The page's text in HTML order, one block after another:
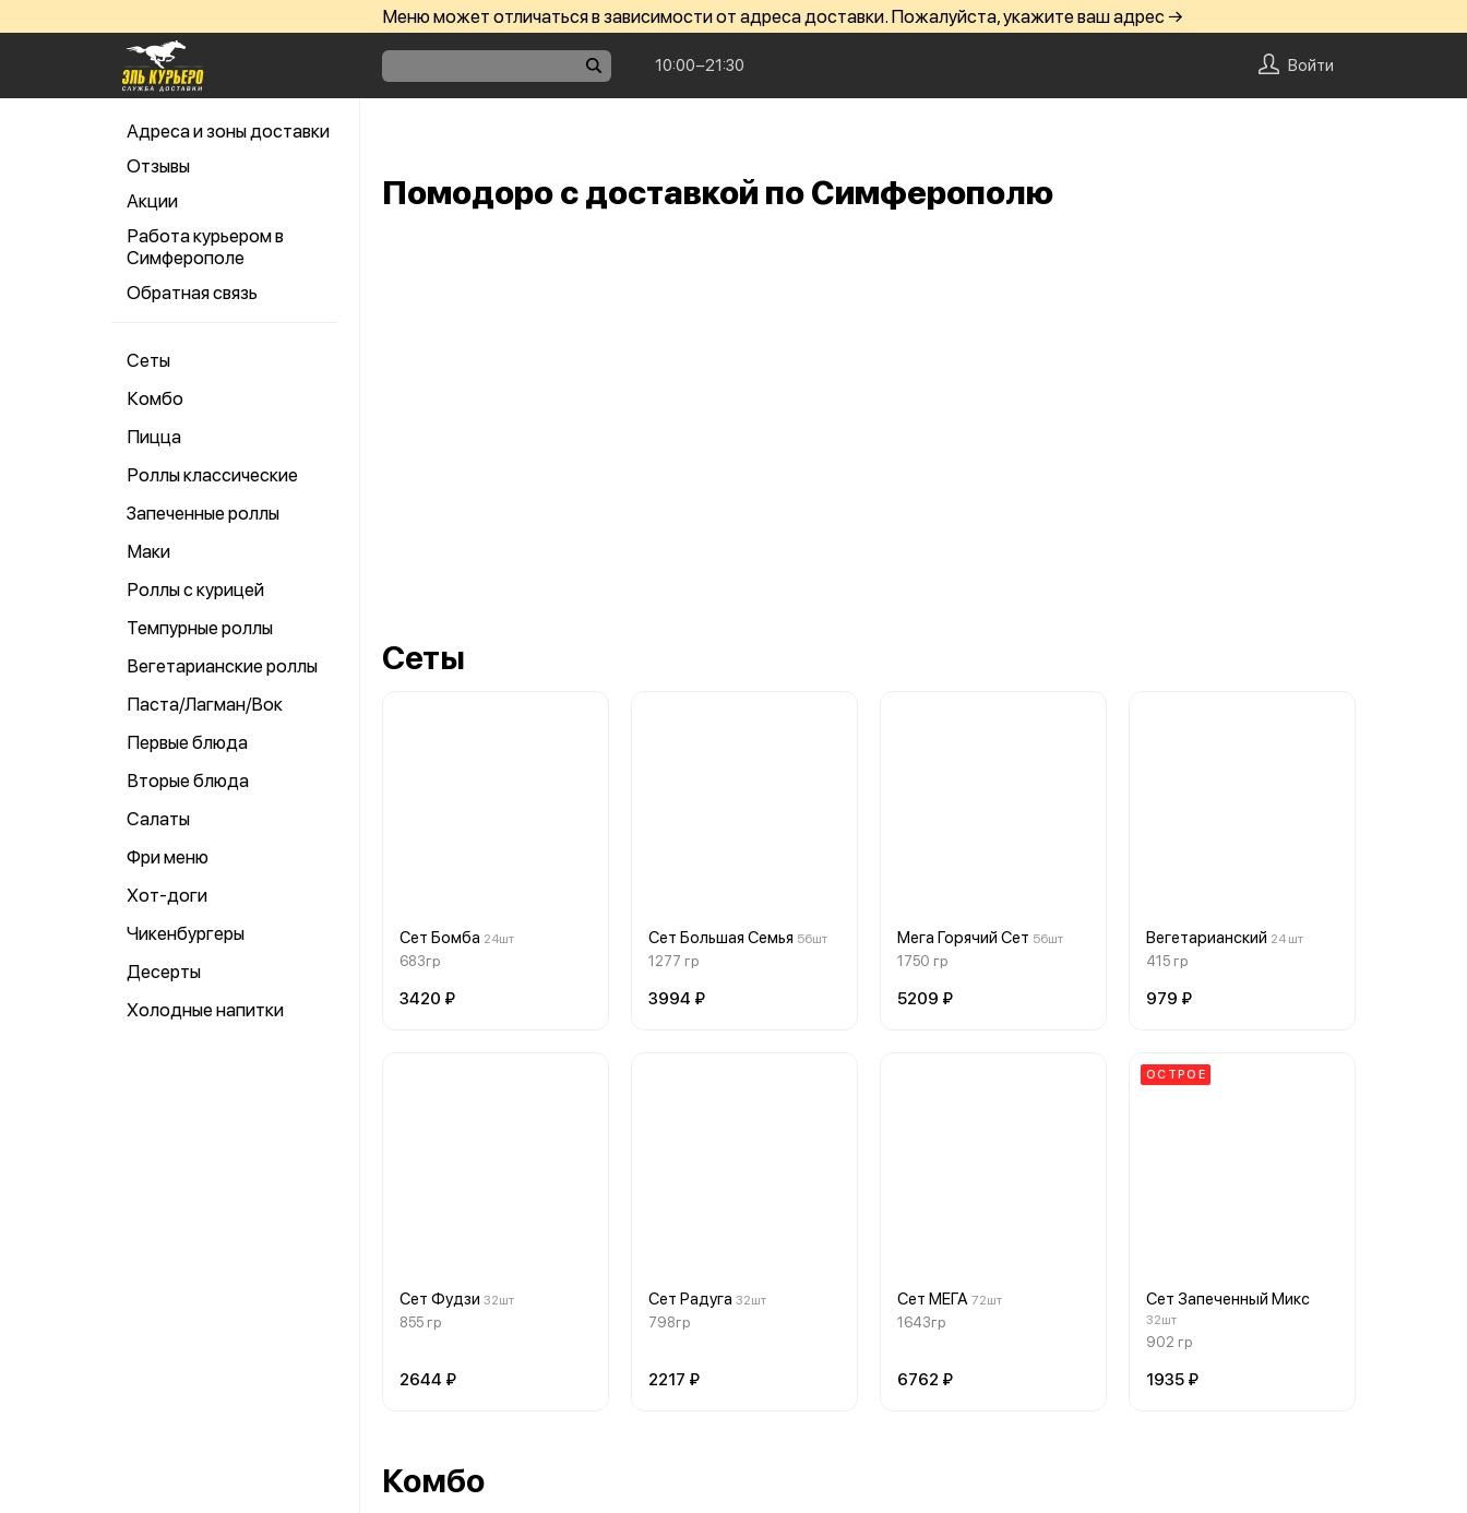
Меню может отличаться в зависимости от адреса доставки. Пожалуйста, укажите ваш адрес →
10:00−21:30 Войти
Адреса и зоны доставки
Отзывы
Акции
Работа курьером в
Симферополе
Обратная связь
Сеты
Комбо
Пицца
Роллы классические
Запеченные роллы
Маки
Роллы с курицей
Темпурные роллы
Вегетарианские роллы
Паста/Лагман/Вок
Первые блюда
Вторые блюда
Салаты
Фри меню
Хот-доги
Чикенбургеры
Десерты
Холодные напитки
Помодоро c доставкой по Симферополю
Сеты
Сет Бомба 24шт
683гр
3420 ₽
Сет Большая Семья 56шт
1277 гр
3994 ₽
Мега Горячий Сет 56шт
1750 гр
5209 ₽
Вегетарианский 24 шт
415 гр
979 ₽
Сет Фудзи 32шт
855 гр
2644 ₽
Сет Радуга 32шт
798гр
2217 ₽
Сет МЕГА 72шт
1643гр
6762 ₽
ОСТРОЕ
Сет Запеченный Микс
32шт
902 гр
1935 ₽
Комбо